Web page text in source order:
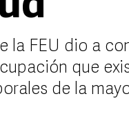
la FEU dio a
que
de la